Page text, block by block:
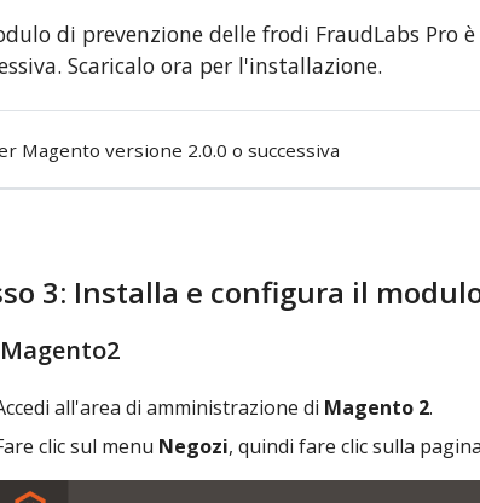
di prevenzione delle frodi FraudLabs Pro
Scaricalo ora per l'installazione.
Magento versione 2.0.0 o successiva
3: Installa e configura il
all'area di amministrazione di Magento 2.
clic sul menu Negozi, quindi fare clic sulla pagina